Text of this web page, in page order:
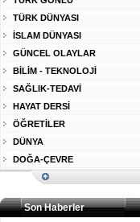
TÜRK DÜNYASI
İSLAM DÜNYASI
GÜNCEL OLAYLAR
BİLİM - TEKNOLOJİ
SAĞLIK-TEDAVİ
HAYAT DERSİ
ÖĞRETİLER
DÜNYA
DOĞA-ÇEVRE
Son Haberler